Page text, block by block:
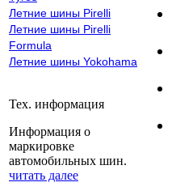
Летние шины Pirelli
Летние шины Pirelli
Formula
Летние шины Yokohama
Тех. информация
Информация о
маркировке
автомобильных шин.
читать далее